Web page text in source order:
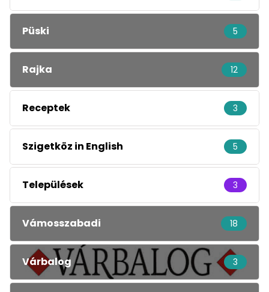
Püski 5
Rajka 12
Receptek 3
Szigetköz in English 5
Települések 3
Vámosszabadi 18
Várbalog 3